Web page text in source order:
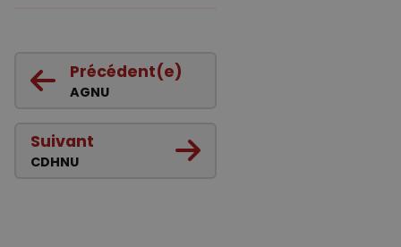
Précédent(e)
AGNU
Suivant
CDHNU